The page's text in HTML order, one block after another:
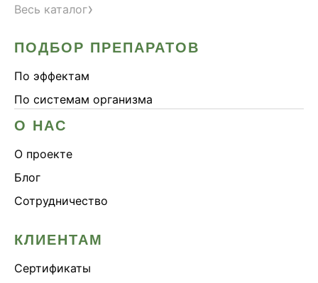
Весь каталог›
ПОДБОР ПРЕПАРАТОВ
По эффектам
По системам организма
О НАС
О проекте
Блог
Сотрудничество
КЛИЕНТАМ
Сертификаты